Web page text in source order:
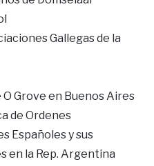
Gallegas de la
Grove en Buenos Aires
de Ordenes
Españoles y sus
en la Rep. Argentina